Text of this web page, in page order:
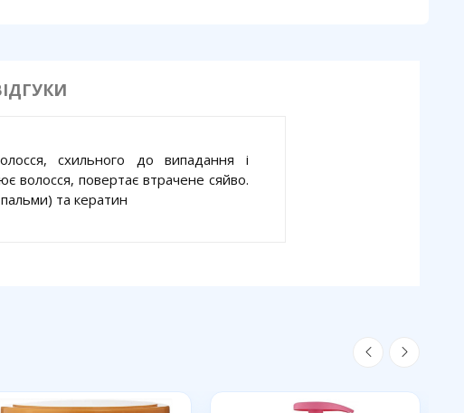
схильного до випадання і
волосся, повертає втрачене сяйво.
та кератин